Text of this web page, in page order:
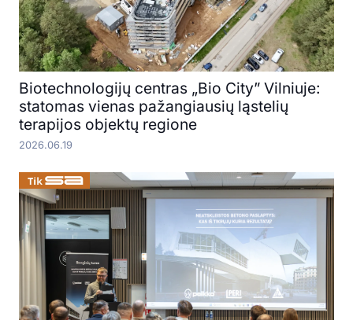
Biotechnologijų centras „Bio City” Vilniuje:
statomas vienas pažangiausių ląstelių
terapijos objektų regione
2026.06.19